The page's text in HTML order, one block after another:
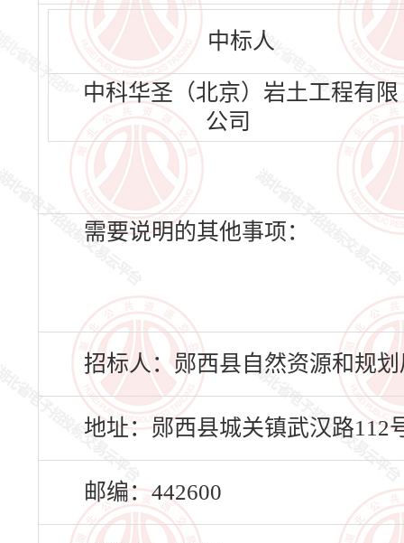
中标人
中科华圣（北京）岩土工程有限
公司
需要说明的其他事项：
招标人：郧西县自然资源和规
地址：郧西县城关镇武汉路112
邮编：442600